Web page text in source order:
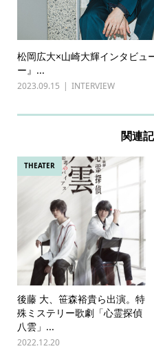
松岡広大×山崎大輝インタビュ
ー』...
2023.09.15 INTERVIEW
関連
THEATER
後藤 大、笹森裕貴ら出演。特
殊ミステリー歌劇「心霊探偵
八雲」...
2022.12.20